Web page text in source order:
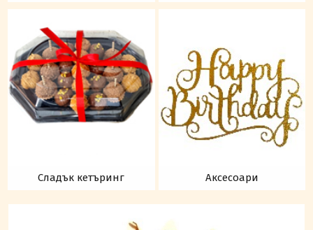
Сладък кетъринг Аксесоари